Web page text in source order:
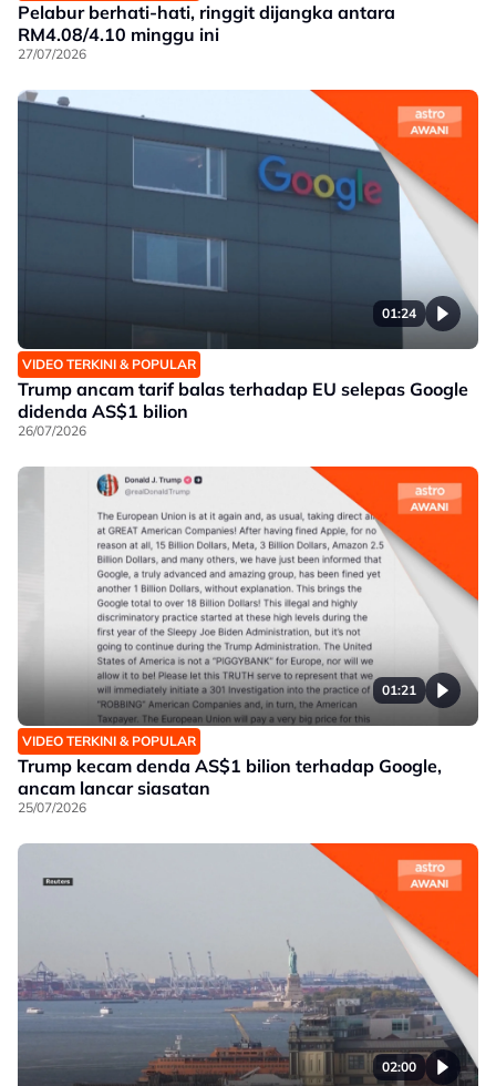
Pelabur berhati-hati, ringgit dijangka antara
RM4.08/4.10 minggu ini
27/07/2026
01:24
VIDEO TERKINI & POPULAR
Trump ancam tarif balas terhadap EU selepas Google
didenda AS$1 bilion
26/07/2026
01:21
VIDEO TERKINI & POPULAR
Trump kecam denda AS$1 bilion terhadap Google,
ancam lancar siasatan
25/07/2026
02:00